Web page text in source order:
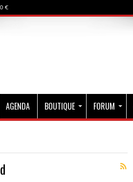
€
AGENDA BOUTIQUE FORUM